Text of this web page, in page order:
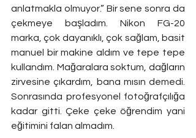
anlatmakla olmuyor.” Bir sene sonra da
çekmeye başladım. Nikon FG-20
marka, çok dayanıklı, çok sağlam, basit
manuel bir makine aldım ve tepe tepe
kullandım. Mağaralara soktum, dağların
zirvesine çıkardım, bana mısın demedi.
Sonrasında profesyonel fotoğrafçılığa
kadar gitti. Çeke çeke öğrendim yani
eğitimini falan almadım.